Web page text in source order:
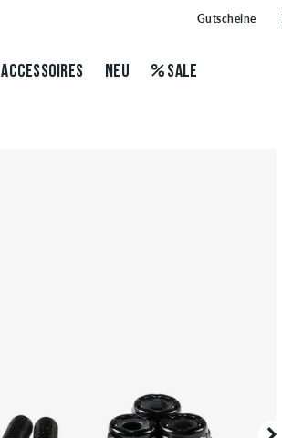
Gutscheine
ACCESSOIRES NEU SALE